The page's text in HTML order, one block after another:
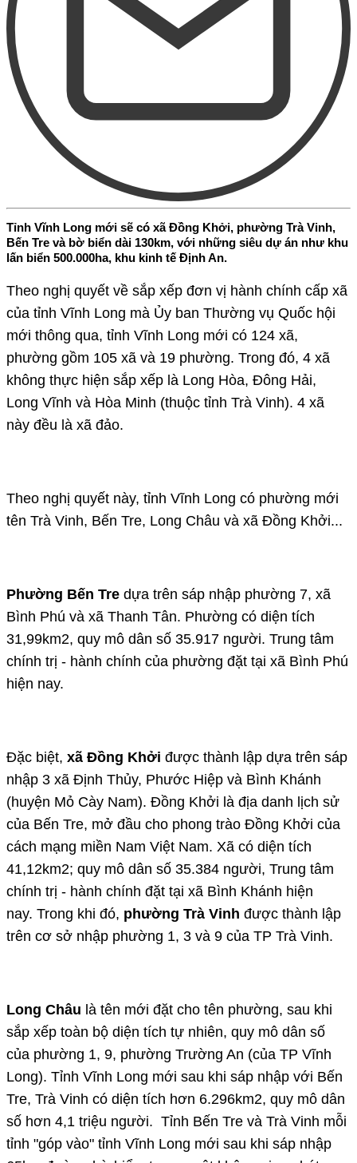
Tỉnh Vĩnh Long mới sẽ có xã Đồng Khởi, phường Trà Vinh,
Bến Tre và bờ biển dài 130km, với những siêu dự án như khu
lấn biển 500.000ha, khu kinh tế Định An.
Theo nghị quyết về sắp xếp đơn vị hành chính cấp xã
của tỉnh Vĩnh Long mà Ủy ban Thường vụ Quốc hội
mới thông qua, tỉnh Vĩnh Long mới có 124 xã,
phường gồm 105 xã và 19 phường. Trong đó, 4 xã
không thực hiện sắp xếp là Long Hòa, Đông Hải,
Long Vĩnh và Hòa Minh (thuộc tỉnh Trà Vinh). 4 xã
này đều là xã đảo.
Theo nghị quyết này, tỉnh Vĩnh Long có phường mới
tên Trà Vinh, Bến Tre, Long Châu và xã Đồng Khởi...
Phường Bến Tre dựa trên sáp nhập phường 7, xã
Bình Phú và xã Thanh Tân. Phường có diện tích
31,99km2, quy mô dân số 35.917 người. Trung tâm
chính trị - hành chính của phường đặt tại xã Bình Phú
hiện nay.
Đặc biệt, xã Đồng Khởi được thành lập dựa trên sáp
nhập 3 xã Định Thủy, Phước Hiệp và Bình Khánh
(huyện Mỏ Cày Nam). Đồng Khởi là địa danh lịch sử
của Bến Tre, mở đầu cho phong trào Đồng Khởi của
cách mạng miền Nam Việt Nam. Xã có diện tích
41,12km2; quy mô dân số 35.384 người, Trung tâm
chính trị - hành chính đặt tại xã Bình Khánh hiện
nay. Trong khi đó, phường Trà Vinh được thành lập
trên cơ sở nhập phường 1, 3 và 9 của TP Trà Vinh.
Long Châu là tên mới đặt cho tên phường, sau khi
sắp xếp toàn bộ diện tích tự nhiên, quy mô dân số
của phường 1, 9, phường Trường An (của TP Vĩnh
Long). Tỉnh Vĩnh Long mới sau khi sáp nhập với Bến
Tre, Trà Vinh có diện tích hơn 6.296km2, quy mô dân
số hơn 4,1 triệu người. Tỉnh Bến Tre và Trà Vinh mỗi
tỉnh "góp vào" tỉnh Vĩnh Long mới sau khi sáp nhập